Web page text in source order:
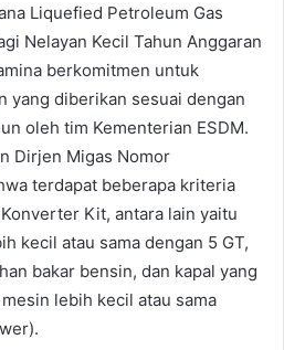
Liquefied Petroleum Gas
Nelayan Kecil Tahun Anggaran
berkomitmen untuk
yang diberikan sesuai dengan
oleh tim Kementerian ESDM.
Dirjen Migas Nomor
terdapat beberapa kriteria
Kit, antara lain yaitu
kecil atau sama dengan 5 GT,
bakar bensin, dan kapal yang
lebih kecil atau sama